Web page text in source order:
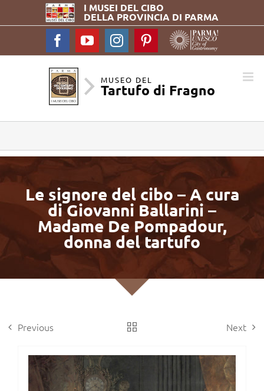
I MUSEI DELCIBO
DELLA PROVINCIA DI PARMA
FacebookYouTubeInstagramPinterest
MUSEO DEL
Tartufo di Fragno
Le signore del cibo – A cura
di Giovanni Ballarini –
Madame De Pompadour,
donna del tartufo
Previous Next
View
Larger